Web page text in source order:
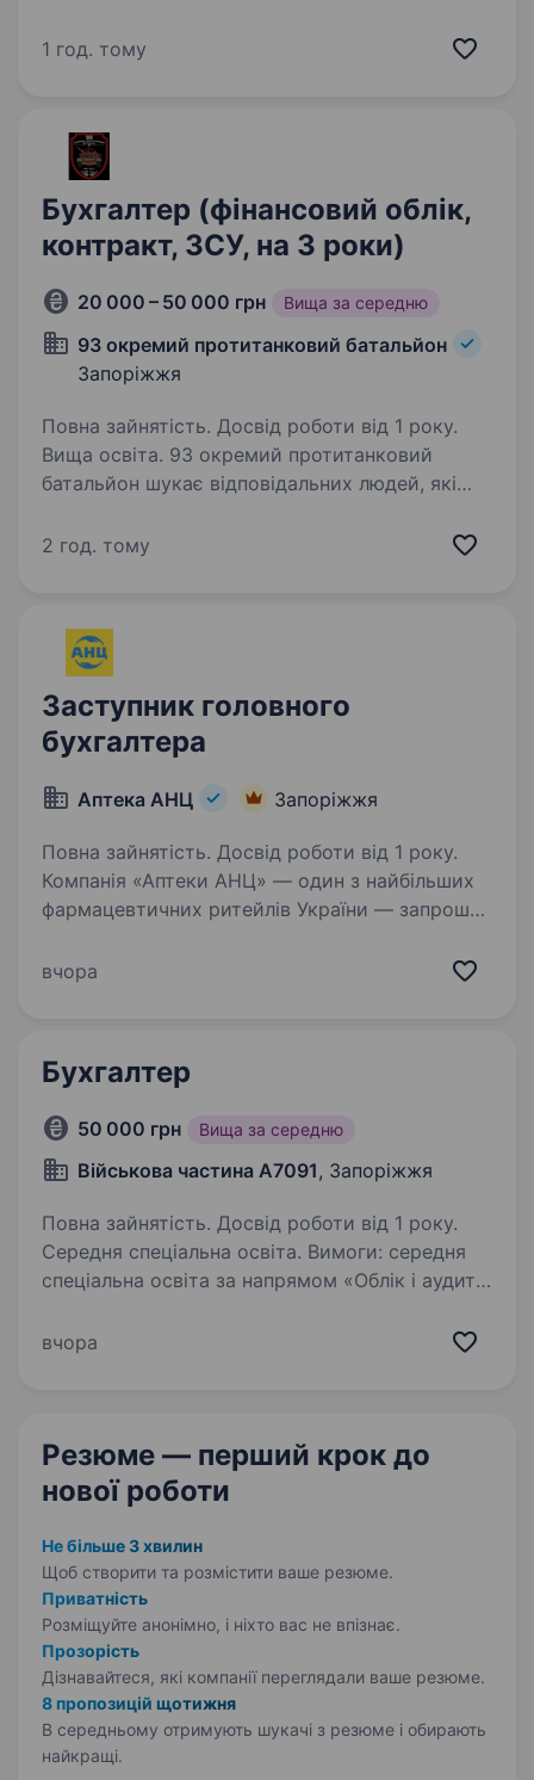
сучасний виробничий комплекс та свій
1 год. тому
Бухгалтер (фінансовий облік,
контракт, ЗСУ, на 3 роки)
20 000 – 50 000 грн Вища за середню
93 окремий протитанковий батальйон
Запоріжжя
Повна зайнятість. Досвід роботи від 1 року.
Вища освіта. 93 окремий протитанковий
батальйон шукає відповідальних людей, які
бугалтер, фінансист Основні вимоги:
2 год. тому
Заступник головного
бухгалтера
Аптека АНЦ Запоріжжя
Повна зайнятість. Досвід роботи від 1 року.
Компанія «Аптеки АНЦ» — один з найбільших
фармацевтичних ритейлів України — запрошує
бухгалтера Основні обов’язки: Організація
вчора
Бухгалтер
50 000 грн Вища за середню
Військова частина А7091, Запоріжжя
Повна зайнятість. Досвід роботи від 1 року.
Середня спеціальна освіта. Вимоги: середня
спеціальна освіта за напрямом «Облік і аудит»,
роботи у фінансових відділах бюджетних
вчора
Резюме — перший крок до
нової роботи
Не більше 3 хвилин
Щоб створити та розмістити ваше резюме.
Приватність
Розміщуйте анонімно, і ніхто вас не впізнає.
Прозорість
Дізнавайтеся, які компанії переглядали ваше резюме.
8 пропозицій щотижня
В середньому отримують шукачі з резюме і обирають
найкращі.